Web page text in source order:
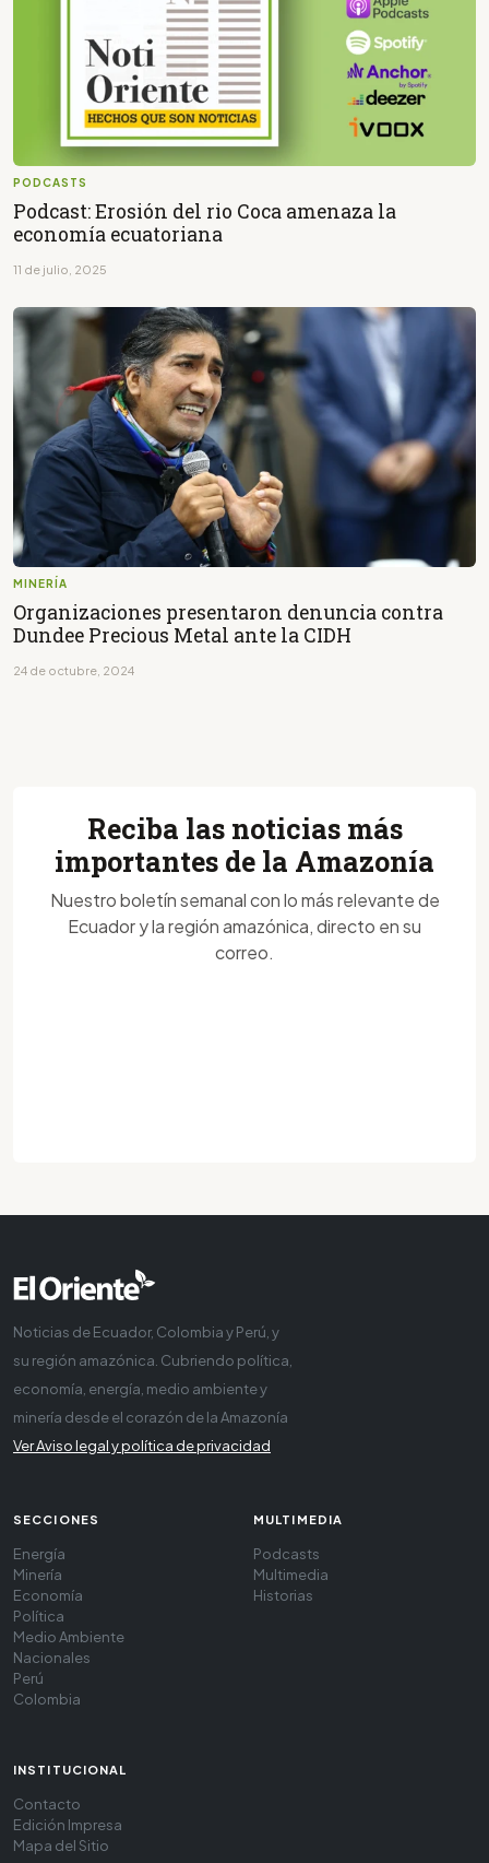
PODCASTS
Podcast: Erosión del rio Coca amenaza la
economía ecuatoriana
11 de julio, 2025
MINERÍA
Organizaciones presentaron denuncia contra
Dundee Precious Metal ante la CIDH
24 de octubre, 2024
Reciba las noticias más
importantes de la Amazonía
Nuestro boletín semanal con lo más relevante de
Ecuador y la región amazónica, directo en su
correo.
Noticias de Ecuador, Colombia y Perú, y
su región amazónica. Cubriendo política,
economía, energía, medio ambiente y
minería desde el corazón de la Amazonía
Ver Aviso legal y política de privacidad
SECCIONES
Energía
Minería
Economía
Política
Medio Ambiente
Nacionales
Perú
Colombia
MULTIMEDIA
Podcasts
Multimedia
Historias
INSTITUCIONAL
Contacto
Edición Impresa
Mapa del Sitio